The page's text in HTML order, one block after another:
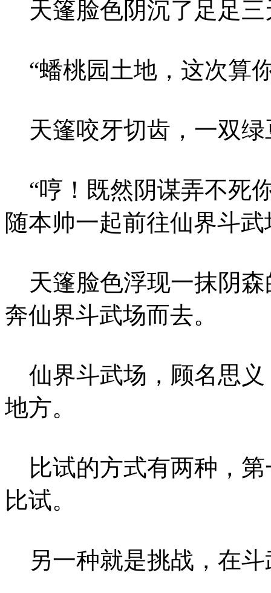
天篷脸色阴沉了足足三
“蟠桃园土地，这次算
天篷咬牙切齿，一双绿
“哼！既然阴谋弄不死
随本帅一起前往仙界斗武
天篷脸色浮现一抹阴森
奔仙界斗武场而去。
仙界斗武场，顾名思义
地方。
比试的方式有两种，第
比试。
另一种就是挑战，在斗